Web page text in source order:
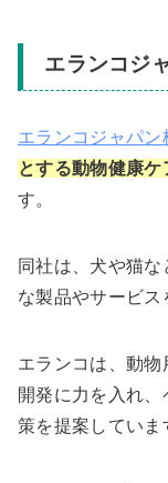
エランコジ
エランコジャパン
とする動物健康
す。
同社は、犬や猫
な製品やサービス
エランコは、動
開発に力を入れ
策を提案していま